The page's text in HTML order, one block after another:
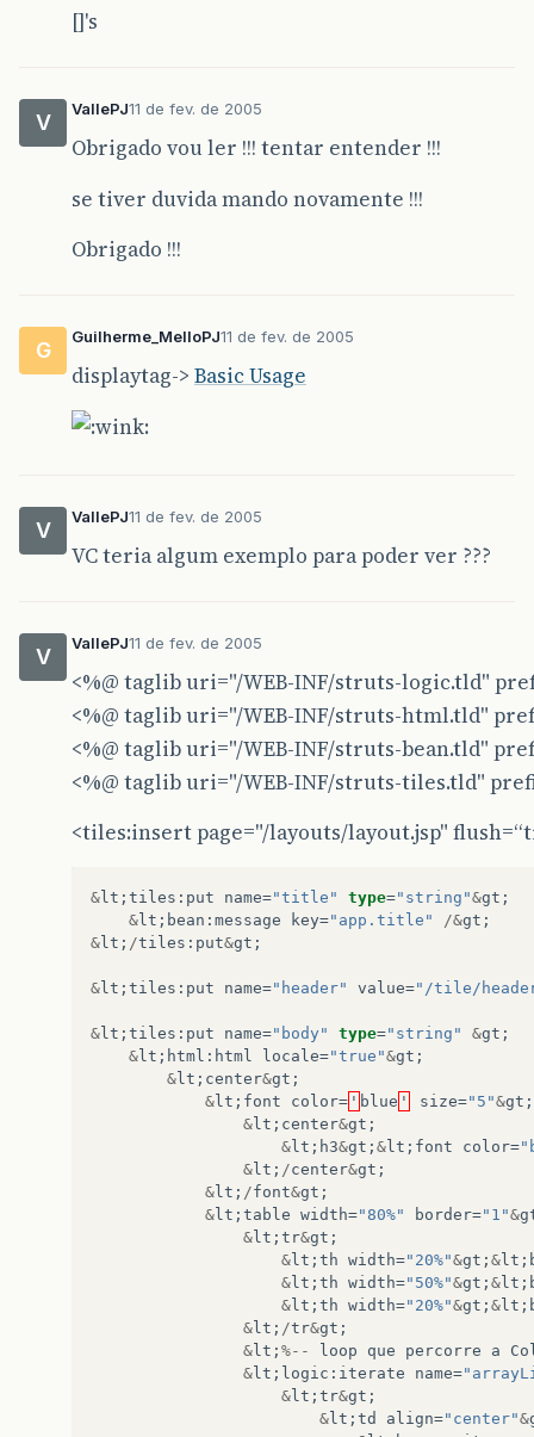
[]'s
V
VallePJ11 de fev. de 2005
Obrigado vou ler !!! tentar entender !!!
se tiver duvida mando novamente !!!
Obrigado !!!
G
Guilherme_MelloPJ11 de fev. de 2005
displaytag-> Basic Usage
V
VallePJ11 de fev. de 2005
VC teria algum exemplo para poder ver ???
V
VallePJ11 de fev. de 2005
<%@ taglib uri="/WEB-INF/struts-logic.tld"
<%@ taglib uri="/WEB-INF/struts-html.tld"
<%@ taglib uri="/WEB-INF/struts-bean.tld"
<%@ taglib uri="/WEB-INF/struts-tiles.tld"
<tiles:insert page="/layouts/layout.jsp"
&lt ; tiles : put name="title" type="string"&gt ;
&lt ; bean : message key="app.title" /&gt ;
&lt ; /tiles : put&gt ;
&lt ; tiles : put name="header" value="/tile/
&lt ; tiles : put name="body" type="string" &gt ;
&lt ; html : html locale="true"&gt ;
&lt ; center&gt ;
&lt ; font color= ' blue ' size="5"&gt ;
&lt ; center&gt ;
&lt ; h3&gt ; &lt ; font color=
&lt ; /center&gt ;
&lt ; /font&gt ;
&lt ; table width="80%" border="1"&
&lt ; tr&gt ;
&lt ; th width="20%"&gt ; &lt ;
&lt ; th width="50%"&gt ; &lt ;
&lt ; th width="20%"&gt ; &lt ;
&lt ; /tr&gt ;
&lt ; %-- loop que percorre a
&lt ; logic : iterate name=
&lt ; tr&gt ;
&lt ; td align="center"&